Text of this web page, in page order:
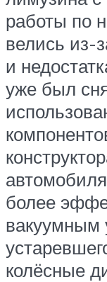
работы по
велись из-
и
уже был
более
вакуумным
колёсные